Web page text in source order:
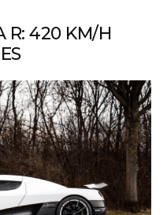
R: 420 KM/H